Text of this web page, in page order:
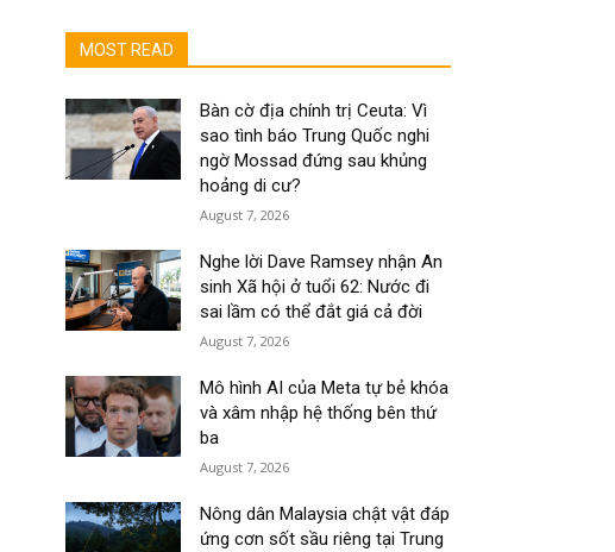
MOST READ
Bàn cờ địa chính trị Ceuta: Vì
sao tình báo Trung Quốc nghi
ngờ Mossad đứng sau khủng
hoảng di cư?
August 7, 2026
Nghe lời Dave Ramsey nhận An
sinh Xã hội ở tuổi 62: Nước đi
sai lầm có thể đắt giá cả đời
August 7, 2026
Mô hình AI của Meta tự bẻ khóa
và xâm nhập hệ thống bên thứ
ba
August 7, 2026
Nông dân Malaysia chật vật đáp
ứng cơn sốt sầu riêng tại Trung